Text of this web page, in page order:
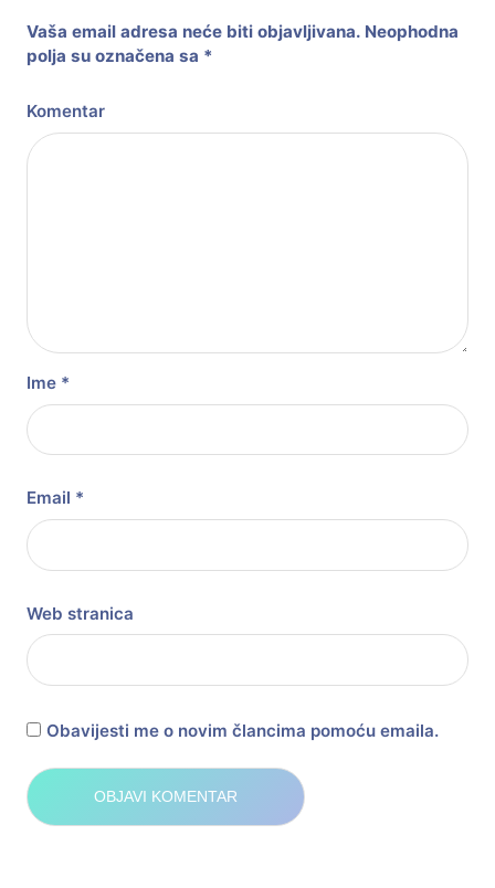
Vaša email adresa neće biti objavljivana. Neophodna
polja su označena sa *
Komentar
Ime *
Email *
Web stranica
Obavijesti me o novim člancima pomoću emaila.